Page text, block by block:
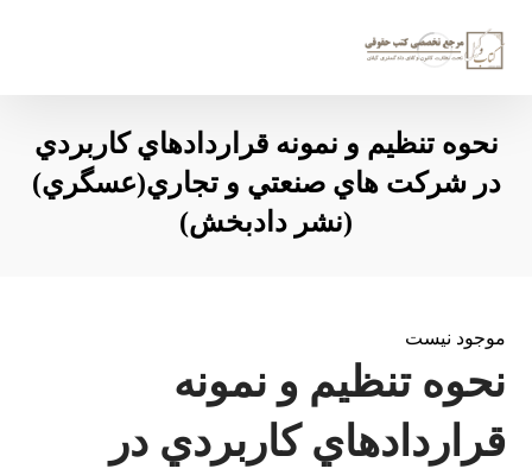
نحوه تنظيم و نمونه قراردادهاي کاربردي
در شرکت هاي صنعتي و تجاري(عسگري)
(نشر دادبخش)
موجود نیست
نحوه تنظيم و نمونه
قراردادهاي کاربردي در